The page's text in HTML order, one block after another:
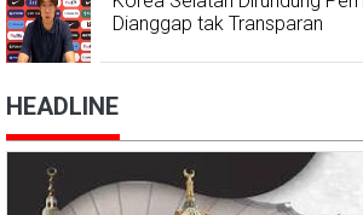
Dianggap tak Transparan
HEADLINE